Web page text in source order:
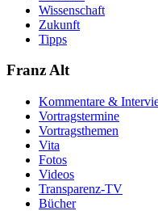
Wissenschaft
Zukunft
Tipps
Franz Alt
Kommentare &
Vortragstermine
Vortragsthemen
Vita
Fotos
Videos
Transparenz-TV
Bücher